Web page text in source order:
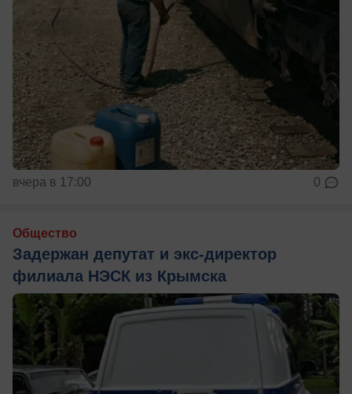
вчера в 17:00 0
Общество
Задержан депутат и экс-директор
филиала НЭСК из Крымска